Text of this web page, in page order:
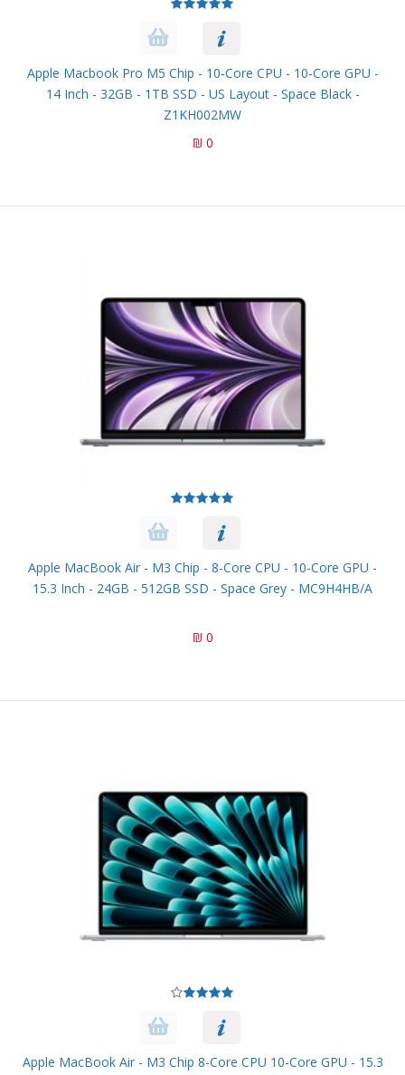
Apple Macbook Pro M5 Chip - 10‑core CPU - 10‑core GPU -
14 Inch - 32GB - 1TB SSD - US Layout - Space Black -
Z1KH002MW
0 ₪
Apple MacBook Air - M3 Chip - 8-Core CPU - 10-Core GPU -
15.3 Inch - 24GB - 512GB SSD - Space Grey - MC9H4HB/A
0 ₪
Apple MacBook Air - M3 Chip 8-Core CPU 10-Core GPU - 15.3